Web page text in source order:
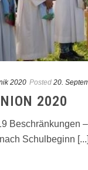
2020 Posted 20.
2020
Beschränkungen
Schulbeginn [...]